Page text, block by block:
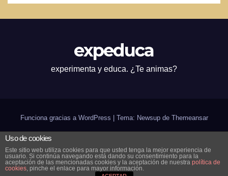
expeduca
experimenta y educa. ¿Te animas?
Funciona gracias a WordPress Tema: Newsup de Themeansar
Inicio ¿expeduca?
Contáctanos
Uso de cookies
Este sitio web utiliza cookies para que usted tenga la mejor experiencia de
usuario. Si continúa navegando está dando su consentimiento para la
aceptación de las mencionadas cookies y la aceptación de nuestra política de
cookies, pinche el enlace para mayor información.